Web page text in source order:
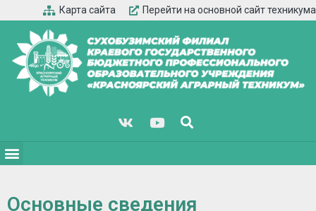
Карта сайта Перейти на основной сайт техникума
Основные сведения